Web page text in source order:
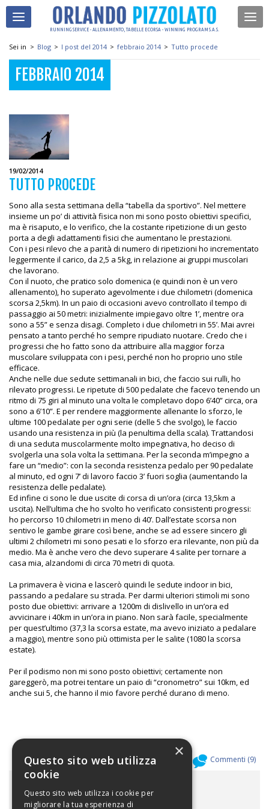
RUNNING SERVICE - ALLENAMENTO, TABELLE E CORSA - WINNING PROGRAM S.A.S.
Sei in > Blog > I post del 2014 > febbraio 2014 > Tutto procede
FEBBRAIO 2014
19/02/2014
TUTTO PROCEDE
Sono alla sesta settimana della “tabella da sportivo”. Nel mettere
insieme un po’ di attività fisica non mi sono posto obiettivi specifici,
ma è risaputo, e lo verifico, che la costante ripetizione di un gesto
porta a degli adattamenti fisici che aumentano le prestazioni.
Con i pesi rilevo che a parità di numero di ripetizioni ho incrementato
leggermente il carico, da 2,5 a 5kg, in relazione ai gruppi muscolari
che lavorano.
Con il nuoto, che pratico solo domenica (e quindi non è un vero
allenamento), ho superato agevolmente i due chilometri (domenica
scorsa 2,5km). In un paio di occasioni avevo controllato il tempo di
passaggio ai 50 metri: inizialmente impiegavo oltre 1’, mentre ora
sono a 55” e senza disagi. Completo i due chilometri in 55’. Mai avrei
pensato a tanto perché ho sempre ripudiato nuotare. Credo che i
progressi che ho fatto sono da attribuire alla maggior forza
muscolare sviluppata con i pesi, perché non ho proprio uno stile
efficace.
Anche nelle due sedute settimanali in bici, che faccio sui rulli, ho
rilevato progressi. Le ripetute di 500 pedalate che facevo tenendo un
ritmo di 75 giri al minuto una volta le completavo dopo 6’40” circa, ora
sono a 6’10”. E per rendere maggiormente allenante lo sforzo, le
ultime 100 pedalate per ogni serie (delle 5 che svolgo), le faccio
usando una resistenza in più (la penultima della scala). Trattandosi
di una seduta muscolarmente molto impegnativa, ho deciso di
svolgerla una sola volta la settimana. Per la seconda m’impegno a
fare un “medio”: con la seconda resistenza pedalo per 90 pedalate
al minuto, ed ogni 7’ di lavoro faccio 3’ fuori soglia (aumentando la
resistenza delle pedalate).
Ed infine ci sono le due uscite di corsa di un’ora (circa 13,5km a
uscita). Nell’ultima che ho svolto ho verificato consistenti progressi:
ho percorso 10 chilometri in meno di 40’. Dall’estate scorsa non
sentivo le gambe girare così bene, anche se ad essere sincero gli
ultimi 2 chilometri mi sono pesati e lo sforzo era rilevante, non più da
medio. Ma è anche vero che devo superare 4 salite per tornare a
casa mia, alzandomi di circa 70 metri di quota.
La primavera è vicina e lascerò quindi le sedute indoor in bici,
passando a pedalare su strada. Per darmi ulteriori stimoli mi sono
posto due obiettivi: arrivare a 1200m di dislivello in un’ora ed
avvicinare i 40km in un’ora in piano. Non sarà facile, specialmente
per quest’ultimo (37,3 la scorsa estate, ma avevo iniziato a pedalare
a maggio), mentre sono più ottimista per le salite (1080 la scorsa
estate).
Per il podismo non mi sono posto obiettivi; certamente non
gareggerò, ma potrei tentare un paio di “cronometro” sui 10km, ed
anche sui 5, che hanno il mio favore perché durano di meno.
Allegati ( Commenti (9)
ALLEGATI
×
Questo sito web utilizza
cookie
Questo sito web utilizza i cookie per
migliorare la tua esperienza di